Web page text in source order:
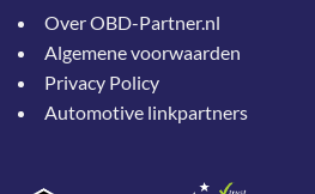
Over OBD-Partner.nl
Algemene voorwaarden
Privacy Policy
Automotive linkpartners